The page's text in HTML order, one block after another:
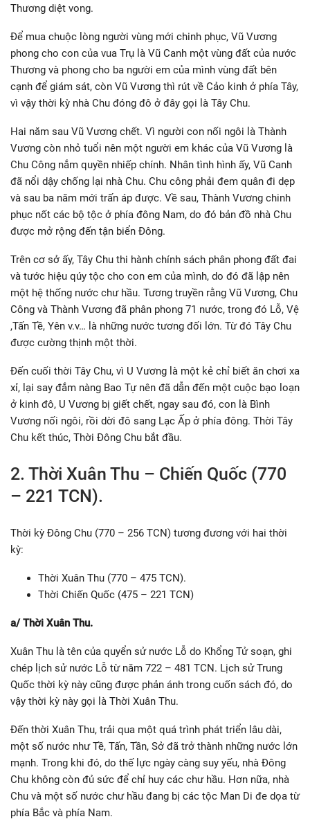
Thương diệt vong.
Để mua chuộc lòng người vùng mới chinh phục, Vũ Vương
phong cho con của vua Trụ là Vũ Canh một vùng đất của nước
Thương và phong cho ba người em của mình vùng đất bên
cạnh để giám sát, còn Vũ Vương thì rút về Cảo kinh ở phía Tây,
vì vậy thời kỳ nhà Chu đóng đô ở đây gọi là Tây Chu.
Hai năm sau Vũ Vương chết. Vì người con nối ngôi là Thành
Vương còn nhỏ tuổi nên một người em khác của Vũ Vương là
Chu Công nắm quyền nhiếp chính. Nhân tình hình ấy, Vũ Canh
đã nổi dậy chống lại nhà Chu. Chu công phải đem quân đi dẹp
và sau ba năm mới trấn áp được. Về sau, Thành Vương chinh
phục nốt các bộ tộc ở phía đông Nam, do đó bản đồ nhà Chu
được mở rộng đến tận biển Đông.
Trên cơ sở ấy, Tây Chu thi hành chính sách phân phong đất đai
và tước hiệu qúy tộc cho con em của mình, do đó đã lập nên
một hệ thống nước chư hầu. Tương truyền rằng Vũ Vương, Chu
Công và Thành Vương đã phân phong 71 nước, trong đó Lỗ, Vệ
,Tấn Tề, Yên v.v… là những nước tương đối lớn. Từ đó Tây Chu
được cường thịnh một thời.
Đến cuối thời Tây Chu, vì U Vương là một kẻ chỉ biết ăn chơi xa
xỉ, lại say đắm nàng Bao Tự nên đã dẫn đến một cuộc bạo loạn
ở kinh đô, U Vương bị giết chết, ngay sau đó, con là Bình
Vương nối ngôi, rồi dời đô sang Lạc Ấp ở phía đông. Thời Tây
Chu kết thúc, Thời Đông Chu bắt đầu.
2. Thời Xuân Thu – Chiến Quốc (770
– 221 TCN).
Thời kỳ Đông Chu (770 – 256 TCN) tương đương với hai thời
kỳ:
Thời Xuân Thu (770 – 475 TCN).
Thời Chiến Quốc (475 – 221 TCN)
a/ Thời Xuân Thu.
Xuân Thu là tên của quyển sử nước Lỗ do Khổng Tử soạn, ghi
chép lịch sử nước Lỗ từ năm 722 – 481 TCN. Lịch sử Trung
Quốc thời kỳ này cũng được phản ánh trong cuốn sách đó, do
vậy thời kỳ này gọi là Thời Xuân Thu.
Đến thời Xuân Thu, trải qua một quá trình phát triển lâu dài,
một số nước như Tề, Tấn, Tần, Sở đã trở thành những nước lớn
mạnh. Trong khi đó, do thế lực ngày càng suy yếu, nhà Đông
Chu không còn đủ sức để chỉ huy các chư hầu. Hơn nữa, nhà
Chu và một số nước chư hầu đang bị các tộc Man Di đe dọa từ
phía Bắc và phía Nam.